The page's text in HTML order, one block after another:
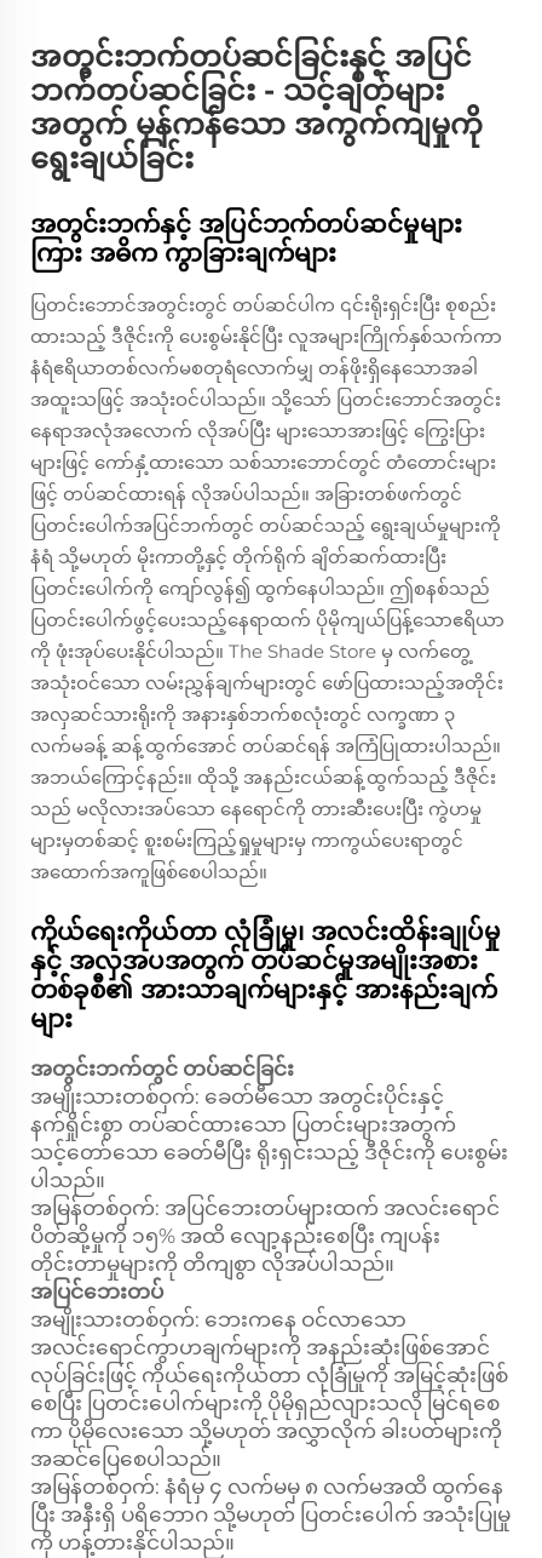
အတွင်းဘက်တပ်ဆင်ခြင်းနှင့် အပြင်
ဘက်တပ်ဆင်ခြင်း - သင့်ချိတ်များ
အတွက် မှန်ကန်သော အကွက်ကျမှုကို
ရွေးချယ်ခြင်း
အတွင်းဘက်နှင့် အပြင်ဘက်တပ်ဆင်မှုများ
ကြား အဓိက ကွာခြားချက်များ
ပြတင်းဘောင်အတွင်းတွင် တပ်ဆင်ပါက ၎င်းရိုးရှင်းပြီး စုစည်း
ထားသည့် ဒီဇိုင်းကို ပေးစွမ်းနိုင်ပြီး လူအများကြိုက်နှစ်သက်ကာ
နံရံဧရိယာတစ်လက်မစတုရံလောက်မျှ တန်ဖိုးရှိနေသောအခါ
အထူးသဖြင့် အသုံးဝင်ပါသည်။ သို့သော် ပြတင်းဘောင်အတွင်း
နေရာအလုံအလောက် လိုအပ်ပြီး များသောအားဖြင့် ကြွေးပြား
များဖြင့် ကော်နှံ့ထားသော သစ်သားဘောင်တွင် တံတောင်းများ
ဖြင့် တပ်ဆင်ထားရန် လိုအပ်ပါသည်။ အခြားတစ်ဖက်တွင်
ပြတင်းပေါက်အပြင်ဘက်တွင် တပ်ဆင်သည့် ရွေးချယ်မှုများကို
နံရံ သို့မဟုတ် မိုးကာတို့နှင့် တိုက်ရိုက် ချိတ်ဆက်ထားပြီး
ပြတင်းပေါက်ကို ကျော်လွန်၍ ထွက်နေပါသည်။ ဤစနစ်သည်
ပြတင်းပေါက်ဖွင့်ပေးသည့်နေရာထက် ပိုမိုကျယ်ပြန့်သောဧရိယာ
ကို ဖုံးအုပ်ပေးနိုင်ပါသည်။ The Shade Store မှ လက်တွေ့
အသုံးဝင်သော လမ်းညွှန်ချက်များတွင် ဖော်ပြထားသည့်အတိုင်း
အလှဆင်သားရိုးကို အနားနှစ်ဘက်စလုံးတွင် လက္ခဏာ ၃
လက်မခန့် ဆန့်ထွက်အောင် တပ်ဆင်ရန် အကြံပြုထားပါသည်။
အဘယ်ကြောင့်နည်း။ ထိုသို့ အနည်းငယ်ဆန့်ထွက်သည့် ဒီဇိုင်း
သည် မလိုလားအပ်သော နေရောင်ကို တားဆီးပေးပြီး ကွဲဟမှု
များမှတစ်ဆင့် စူးစမ်းကြည့်ရှုမှုများမှ ကာကွယ်ပေးရာတွင်
အထောက်အကူဖြစ်စေပါသည်။
ကိုယ်ရေးကိုယ်တာ လုံခြုံမှု၊ အလင်းထိန်းချုပ်မှု
နှင့် အလှအပအတွက် တပ်ဆင်မှုအမျိုးအစား
တစ်ခုစီ၏ အားသာချက်များနှင့် အားနည်းချက်
များ
အတွင်းဘက်တွင် တပ်ဆင်ခြင်း
အမျိုးသားတစ်ဝှက်: ခေတ်မီသော အတွင်းပိုင်းနှင့်
နက်ရှိုင်းစွာ တပ်ဆင်ထားသော ပြတင်းများအတွက်
သင့်တော်သော ခေတ်မီပြီး ရိုးရှင်းသည့် ဒီဇိုင်းကို ပေးစွမ်း
ပါသည်။
အမြန်တစ်ဝှက်: အပြင်ဘေးတပ်များထက် အလင်းရောင်
ပိတ်ဆို့မှုကို ၁၅% အထိ လျော့နည်းစေပြီး ကျပန်း
တိုင်းတာမှုများကို တိကျစွာ လိုအပ်ပါသည်။
အပြင်ဘေးတပ်
အမျိုးသားတစ်ဝှက်: ဘေးကနေ ဝင်လာသော
အလင်းရောင်ကွာဟချက်များကို အနည်းဆုံးဖြစ်အောင်
လုပ်ခြင်းဖြင့် ကိုယ်ရေးကိုယ်တာ လုံခြုံမှုကို အမြင့်ဆုံးဖြစ်
စေပြီး ပြတင်းပေါက်များကို ပိုမိုရှည်လျားသလို မြင်ရစေ
ကာ ပိုမိုလေးသော သို့မဟုတ် အလွှာလိုက် ခါးပတ်များကို
အဆင်ပြေစေပါသည်။
အမြန်တစ်ဝှက်: နံရံမှ ၄ လက်မမှ ၈ လက်မအထိ ထွက်နေ
ပြီး အနီးရှိ ပရိဘောဂ သို့မဟုတ် ပြတင်းပေါက် အသုံးပြုမှု
ကို ဟန့်တားနိုင်ပါသည်။